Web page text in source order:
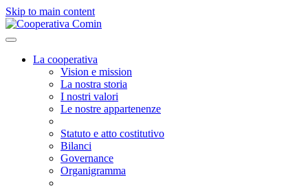
Skip to main content
La cooperativa
Vision e mission
La nostra storia
I nostri valori
Le nostre appartenenze
Statuto e atto costitutivo
Bilanci
Governance
Organigramma